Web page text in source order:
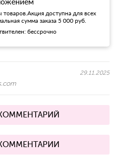
товаров.Акция доступна для всех
сумма заказа 5 000 руб.
бессрочно
29.11.2025